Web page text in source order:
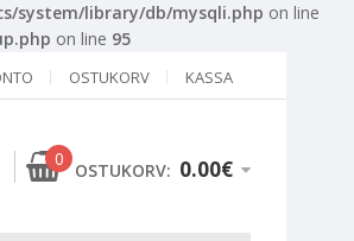
system/library/db/mysqli.php on line
on line 95
OSTUKORV KASSA
0
OSTUKORV: 0.00€